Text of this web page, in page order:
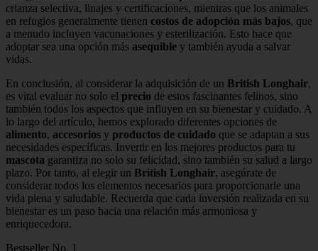
crianza selectiva, linajes y certificaciones, mientras que los animales
en refugios generalmente tienen costos de adopción más bajos, que
a menudo incluyen vacunaciones y esterilización. Esto hace que
adoptar sea una opción más asequible y también ayuda a salvar
vidas.
En conclusión, al considerar la adquisición de un British Longhair,
es vital evaluar no solo el precio de estos fascinantes felinos, sino
también todos los aspectos que influyen en su bienestar y cuidado. A
lo largo del artículo, hemos explorado diferentes opciones de
alimento, accesorios y productos de cuidado que se adaptan a sus
necesidades específicas. Invertir en los mejores productos para tu
mascota garantiza no solo su felicidad, sino también su salud a largo
plazo. Por tanto, al elegir un British Longhair, asegúrate de
considerar todos los elementos necesarios para proporcionarle una
vida plena y saludable. Recuerda que cada inversión realizada en su
bienestar es un paso hacia una relación más armoniosa y
enriquecedora.
Bestseller No. 1